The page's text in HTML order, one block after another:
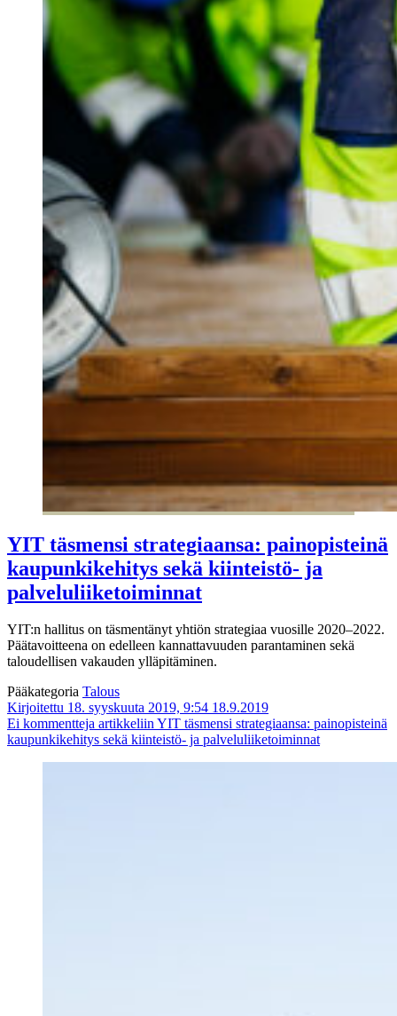
YIT täsmensi strategiaansa: painopisteinä
kaupunkikehitys sekä kiinteistö- ja
palveluliiketoiminnat
YIT:n hallitus on täsmentänyt yhtiön strategiaa vuosille 2020–2022.
Päätavoitteena on edelleen kannattavuuden parantaminen sekä
taloudellisen vakauden ylläpitäminen.
Pääkategoria Talous
Kirjoitettu 18. syyskuuta 2019, 9:54 18.9.2019
Ei kommentteja artikkeliin YIT täsmensi strategiaansa: painopisteinä
kaupunkikehitys sekä kiinteistö- ja palveluliiketoiminnat